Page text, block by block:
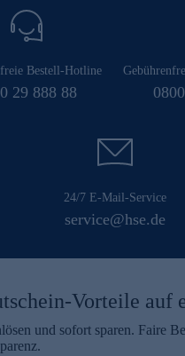
Bestell-Hotline
29 888 88
24/7 E-Mail-Service
service@hse.de
Vorteile auf
und sofort sparen. Faire